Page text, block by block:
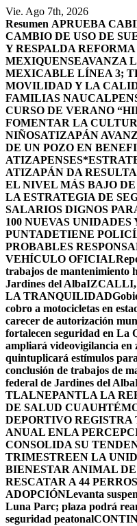
Saltar
al
contenido
Vie. Ago 7th, 2026
Resumen APRUEBA
CAMBIO DE USO DE
Y RESPALDA
MEXIQUENSEAVANZA
MEXICABLE LÍNEA 3;
MOVILIDAD Y LA
FAMILIAS
CURSO DE VERANO
FOMENTAR LA
NIÑOSATIZAPÁN
DE UN POZO EN
ATIZAPENSES
ATIZAPÁN DA
EL NIVEL MÁS BAJO
LA ESTRATEGIA DE
SALARIOS DIGNOS
100 NUEVAS
PUNTADETIENE
PROBABLES
VEHÍCULO OFICIAL
trabajos de mantenimiento
Jardines del AlbaIZCALLI,
LA TRANQUILIDAD
cobro a motocicletas en
carecer de autorización
fortalecen seguridad en La
ampliará videovigilancia en
quintuplicará estímulos
conclusión de trabajos de
federal de Jardines del Alba
TLALNEPANTLA LA
DE SALUD
DEPORTIVO REGISTRA
ANUAL ENLA
CONSOLIDA SU
TRIMESTREEN LA
BIENESTAR ANIMAL
RESCATAR A 44
ADOPCIÓNLevanta
Luna Parc; plaza podrá
seguridad peatonal